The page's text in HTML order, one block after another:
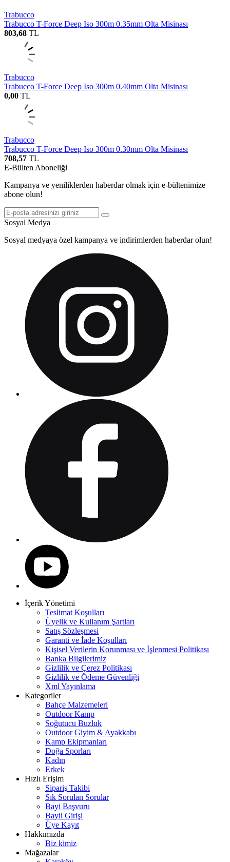
Trabucco
Trabucco T-Force Deep Iso 300m 0.35mm Olta Misinası
803,68 TL
Trabucco
Trabucco T-Force Deep Iso 300m 0.40mm Olta Misinası
0,00 TL
Trabucco
Trabucco T-Force Deep Iso 300m 0.30mm Olta Misinası
708,57 TL
E-Bülten Aboneliği
Kampanya ve yeniliklerden haberdar olmak için e-bültenimize
abone olun!
Sosyal Medya
Sosyal medyaya özel kampanya ve indirimlerden haberdar olun!
İçerik Yönetimi
Teslimat Koşulları
Üyelik ve Kullanım Şartları
Satış Sözleşmesi
Garanti ve İade Koşulları
Kişisel Verilerin Korunması ve İşlenmesi Politikası
Banka Bilgilerimiz
Gizlilik ve Çerez Politikası
Gizlilik ve Ödeme Güvenliği
Xml Yayınlama
Kategoriler
Bahçe Malzemeleri
Outdoor Kamp
Soğutucu Buzluk
Outdoor Giyim & Ayakkabı
Kamp Ekipmanları
Doğa Sporları
Kadın
Erkek
Hızlı Erişim
Sipariş Takibi
Sık Sorulan Sorular
Bayi Başvuru
Bayii Girişi
Üye Kayıt
Hakkımızda
Biz kimiz
Mağazalar